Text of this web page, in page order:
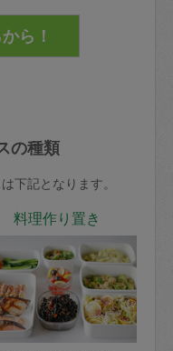
の種類
下記となります。
料理作り置き